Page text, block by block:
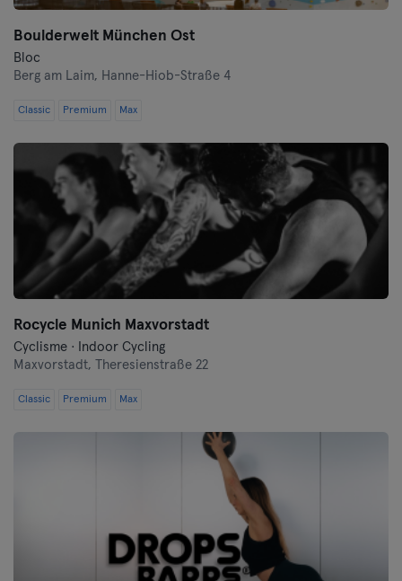
Boulderwelt München Ost
Bloc
Berg am Laim, Hanne-Hiob-Straße 4
Classic Premium Max
Rocycle Munich Maxvorstadt
Cyclisme · Indoor Cycling
Maxvorstadt,
Theresienstraße 22
Classic Premium Max
Cologne
Konstanz
Landshut
Leipzig
Lubeck
Magdeburg
Mayence
Mannheim
Moenchengladbach
Nuremberg